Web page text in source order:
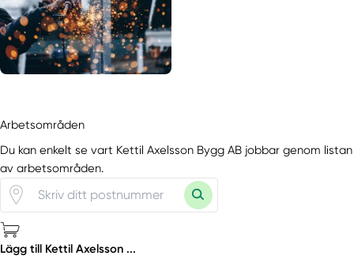
Arbetsområden
Du kan enkelt se vart Kettil Axelsson Bygg AB jobbar genom listan
av arbetsområden.
Lägg till Kettil Axelsson ...